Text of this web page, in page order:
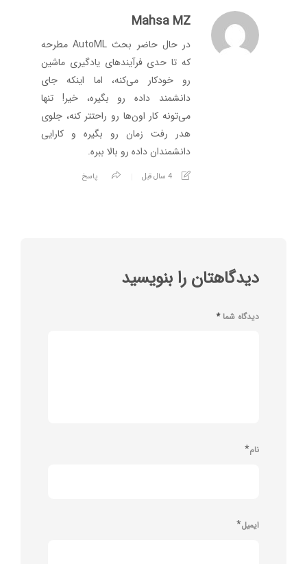
Mahsa MZ
در حال حاضر بحث AutoML مطرحه
که تا حدی فرآیندهای یادگیری ماشین
رو خودکار می‌کنه، اما اینکه جای
دانشمند داده رو بگیره، خیر! تنها
می‌تونه کار اون‌ها رو راحتتر کنه، جلوی
هدر رفت زمان رو بگیره و کارایی
دانشمندان داده رو بالا ببره.
4 سال قبل پاسخ
دیدگاهتان را بنویسید
دیدگاه شما*
نام*
ایمیل*